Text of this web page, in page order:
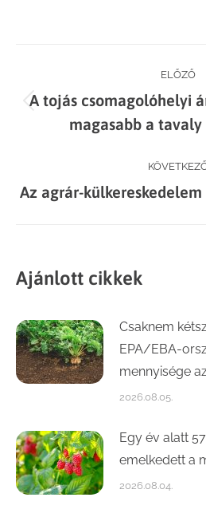
ELŐZŐ
post:
A tojás csomagolóhelyi
magasabb a
Next
Az agrár-
Ajánlott cikkek
Csaknem
EPA/EBA-
mennyisége
2026.08.05.
Egy év alatt
emelkedett a
2026.08.04.